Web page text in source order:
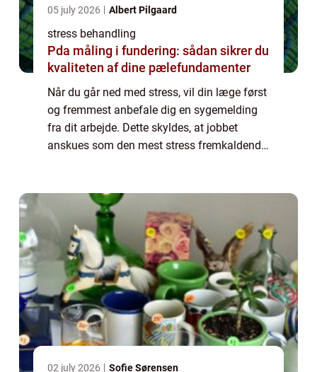
05 july 2026 Albert Pilgaard
stress behandling
Pda måling i fundering: sådan sikrer du
kvaliteten af dine pælefundamenter
Når du går ned med stress, vil din læge først
og fremmest anbefale dig en sygemelding
fra dit arbejde. Dette skyldes, at jobbet
anskues som den mest stress fremkaldende
02 july 2026 Sofie Sørensen